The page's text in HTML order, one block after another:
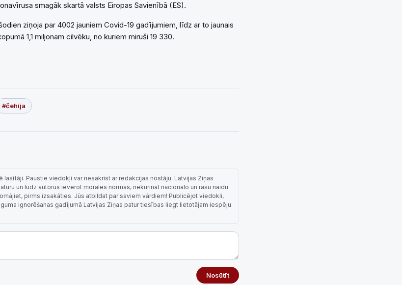
smagāk skartā valsts Eiropas Savienībā (ES).
ziņoja par 4002 jauniem Covid-19 gadījumiem, līdz ar to jaunais
1,1 miljonam cilvēku, no kuriem miruši 19 330.
#čehija
lasītāji. Paustie viedokļi var nesakrist ar redakcijas nostāju. Latvijas Ziņas
un lūdz autorus ievērot morāles normas, nekurināt nacionālo un rasu naidu
pirms izsakāties. Jūs atbildat par saviem vārdiem! Publicējot viedokli,
ignorēšanas gadījumā Latvijas Ziņas patur tiesības liegt lietotājam iespēju
Nosūtīt